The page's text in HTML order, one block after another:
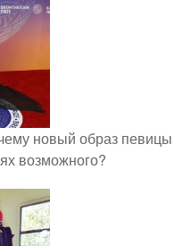
новый образ певицы
возможного?